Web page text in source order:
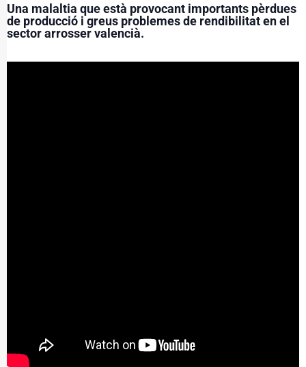
Una malaltia que està provocant importants pèrdues
de producció i greus problemes de rendibilitat en el
sector arrosser valencià.